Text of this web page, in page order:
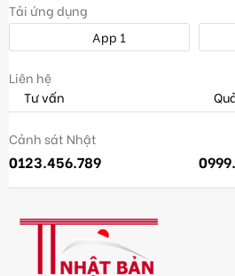
Tải ứng dụng
App 1
Liên hệ
Tư vấn
Cảnh sát Nhật
0123.456.789